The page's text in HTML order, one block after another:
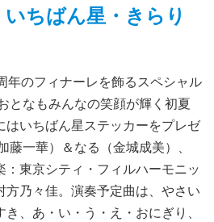
ちばん星・きらり
年のフィナーレを飾るスペシャル
となもみんなの笑顔が輝く初夏
はいちばん星ステッカーをプレゼ
藤一華）＆なる（金城成美）、
東京シティ・フィルハーモニッ
方乃々佳。演奏予定曲は、やさい
、あ・い・う・え・おにぎり、